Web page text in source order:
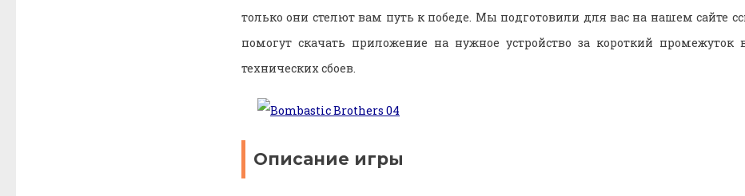
только они стелют вам путь к победе. Мы подготовили для вас на нашем сайте
помогут скачать приложение на нужное устройство за короткий промежуток
технических сбоев.
Описание игры